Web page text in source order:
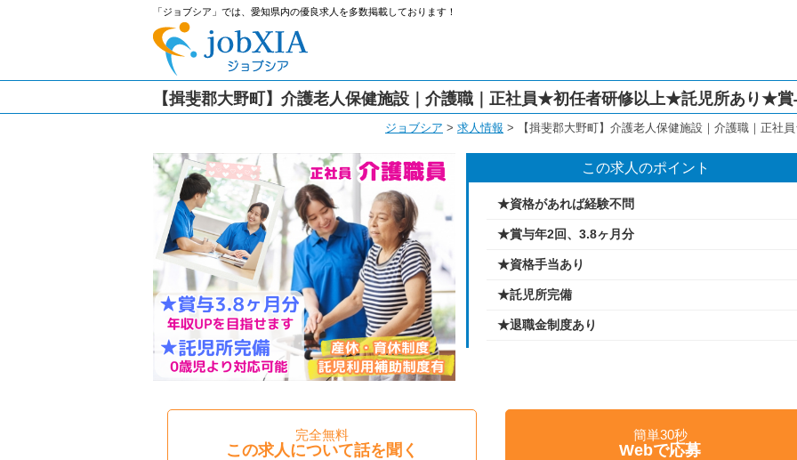
「ジョブシア」では、愛知県内の優良求人を多数掲載しております！
【揖斐郡大野町】介護老人保健施設｜介護職｜正社員★初任者研修以上★託児所あり★賞
ジョブシア > 求人情報 > 【揖斐郡大野町】介護老人保健施設｜介護職｜正
この求人のポイント
★資格があれば経験不問
★賞与年2回、3.8ヶ月分
★資格手当あり
★託児所完備
★退職金制度あり
完全無料
この求人について話を聞く
簡単30秒
Webで応募